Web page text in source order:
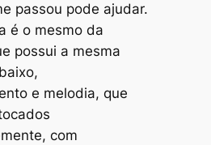
passou pode ajudar.
é o mesmo da
possui a mesma
e melodia, que
com